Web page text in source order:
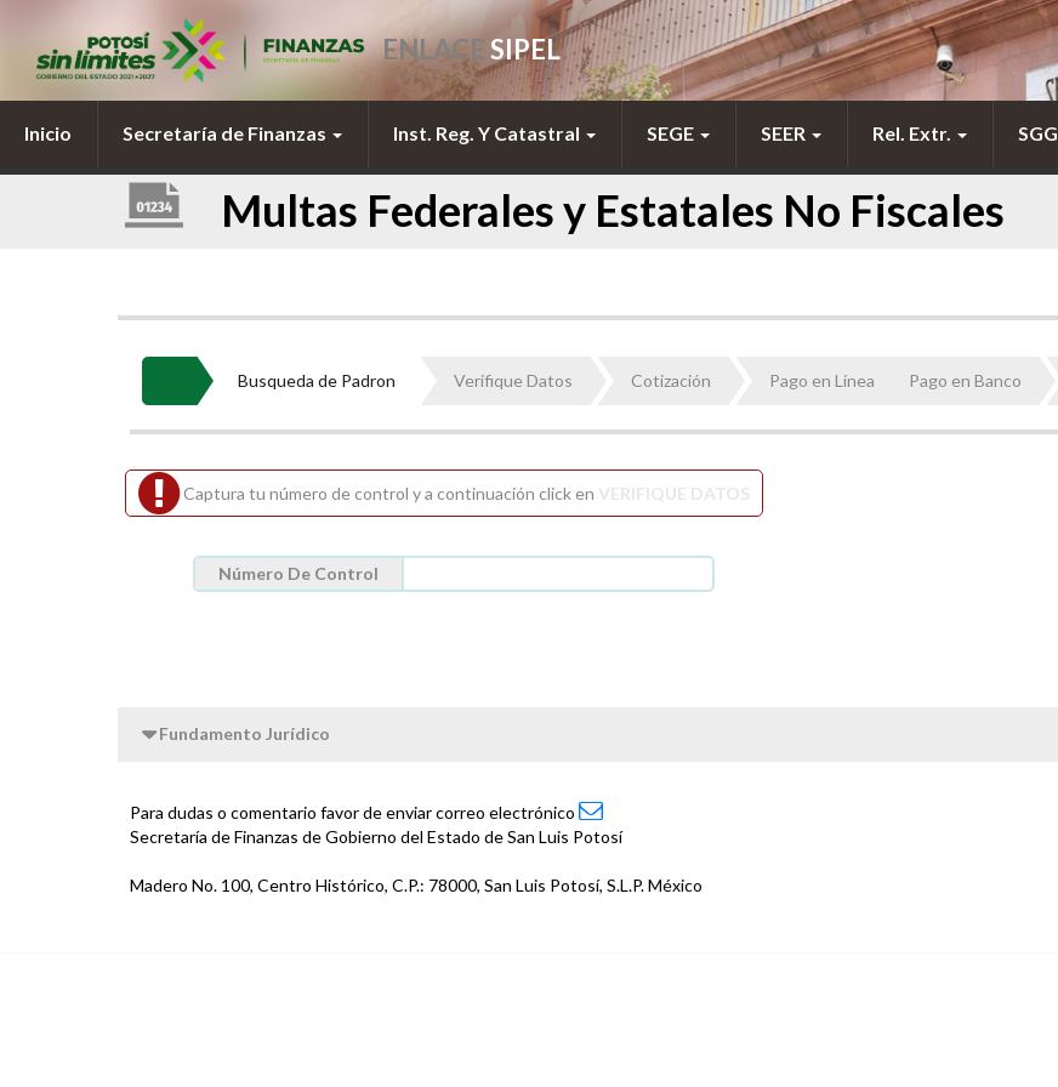
ENLACESIPEL
Inicio Secretaría de Finanzas Inst. Reg. Y Catastral SEGE SEER Rel. Extr. SGG
Multas Federales y Estatales No Fiscales
Busqueda de Padron Verifique Datos Cotización Pago en Línea Pago en Banco
Captura tu número de control y a continuación click en VERIFIQUE DATOS
Número De Control
Fundamento Jurídico
Para dudas o comentario favor de enviar correo electrónico
Secretaría de Finanzas de Gobierno del Estado de San Luis Potosí
Madero No. 100, Centro Histórico, C.P.: 78000, San Luis Potosí, S.L.P. México